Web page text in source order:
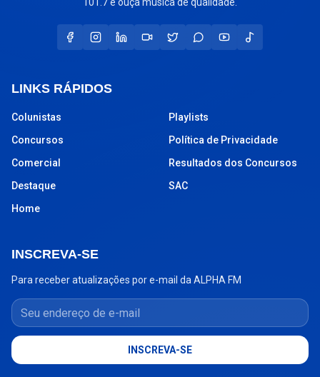
LINKS RÁPIDOS
Colunistas
Concursos
Comercial
Destaque
Home
Playlists
Política de Privacidade
Resultados dos Concursos
SAC
INSCREVA-SE
Para receber atualizações por e-mail da ALPHA FM
Seu endereço de e-mail
INSCREVA-SE